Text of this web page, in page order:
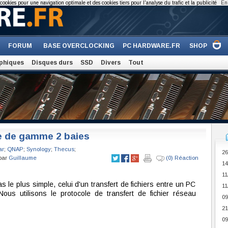
FORUM BASE OVERCLOCKING PC HARDWARE.FR SHOP
Disques durs SSD Divers Tout
gamme 2 baies
; QNAP; Synology; Thecus;
Guillaume (0) Réaction
le plus simple, celui d'un transfert de fichiers entre un PC
utilisons le protocole de transfert de fichier réseau
pour une navigation optimale et des cookies tiers pour l'analyse du trafic et la publicité